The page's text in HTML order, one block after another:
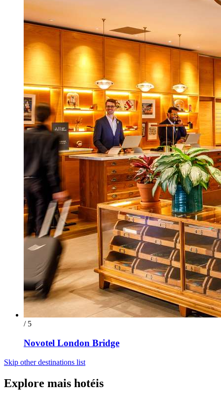
/ 5
Novotel London Bridge
Skip other destinations list
Explore mais hotéis